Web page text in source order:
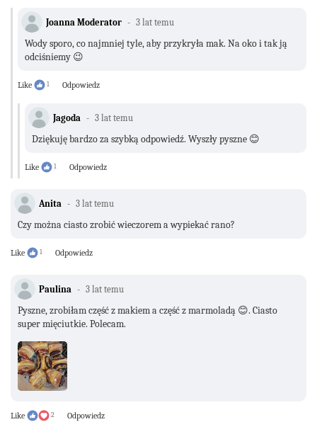
Joanna Moderator 3 lat temu
Wody sporo, co najmniej tyle, aby przykryła mak. Na oko i tak ją
odciśniemy 😉
Like 1 Odpowiedz
Jagoda 3 lat temu
Dziękuję bardzo za szybką odpowiedź. Wyszły pyszne 😊
Like 1 Odpowiedz
Anita 3 lat temu
Czy można ciasto zrobić wieczorem a wypiekać rano?
Like 1 Odpowiedz
Paulina 3 lat temu
Pyszne, zrobiłam część z makiem a część z marmoladą 😊. Ciasto
super mięciutkie. Polecam.
Like 2 Odpowiedz